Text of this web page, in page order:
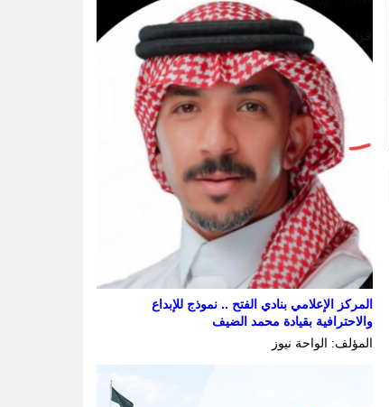
المركز الإعلامي بنادي الفتح .. نموذج للإبداع
والاحترافية بقيادة محمد الضيف
المؤلف: الواحة نيوز